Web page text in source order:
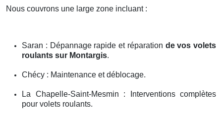
Nous couvrons une large zone incluant :
Saran : Dépannage rapide et réparation de vos volets
roulants sur Montargis.
Chécy : Maintenance et déblocage.
La Chapelle-Saint-Mesmin : Interventions complètes
pour volets roulants.